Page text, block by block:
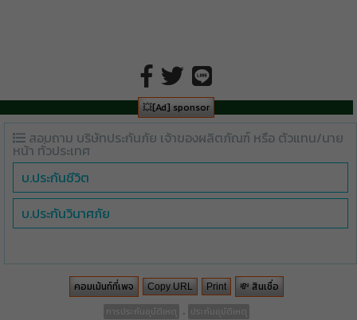
💥[Ad] sponsor
สอบถาม บริษัทประกันภัย เจ้าของผลิตภัณฑ์ หรือ ตัวแทน/นาย
หน้า ทั่วประเทศ
บ.ประกันชีวิต
บ.ประกันวินาศภัย
คอมเม้นท์ที่เพจ Copy URL Print 💸 สินเชื่อ
การประกันอุบัติเหตุ . ประกันอุบัติเหตุ